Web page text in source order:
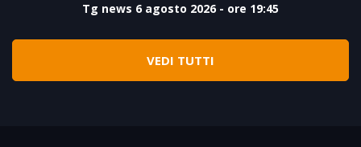
Tg news 6 agosto 2026 - ore 19:45
VEDI TUTTI